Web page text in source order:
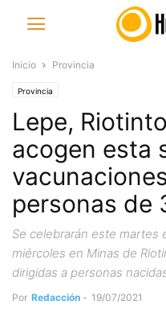
Inicio Provincia
Provincia
Lepe,
acogen esta
personas de
Se celebrarán este martes
miércoles en Minas de
dirigidas a personas
Por Redacción - 19/07/2021